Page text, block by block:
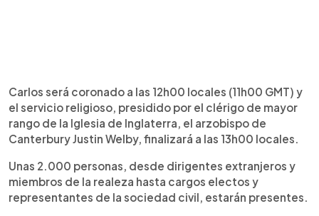
Carlos será coronado a las 12h00 locales (11h00 GMT) y
el servicio religioso, presidido por el clérigo de mayor
rango de la Iglesia de Inglaterra, el arzobispo de
Canterbury Justin Welby, finalizará a las 13h00 locales.
Unas 2.000 personas, desde dirigentes extranjeros y
miembros de la realeza hasta cargos electos y
representantes de la sociedad civil, estarán presentes.